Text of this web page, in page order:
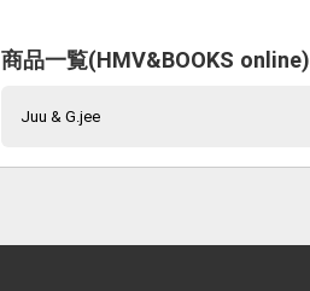
商品一覧(HMV&BOOKS online)
Juu & G.jee